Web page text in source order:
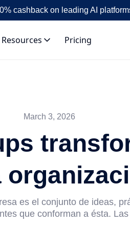
cashback on leading AI
Resources Pricing
March 3, 2026
es el conjunto de ideas,
que conforman a ésta.